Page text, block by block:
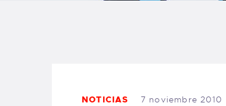
NOTICIAS 7 noviembre 2010